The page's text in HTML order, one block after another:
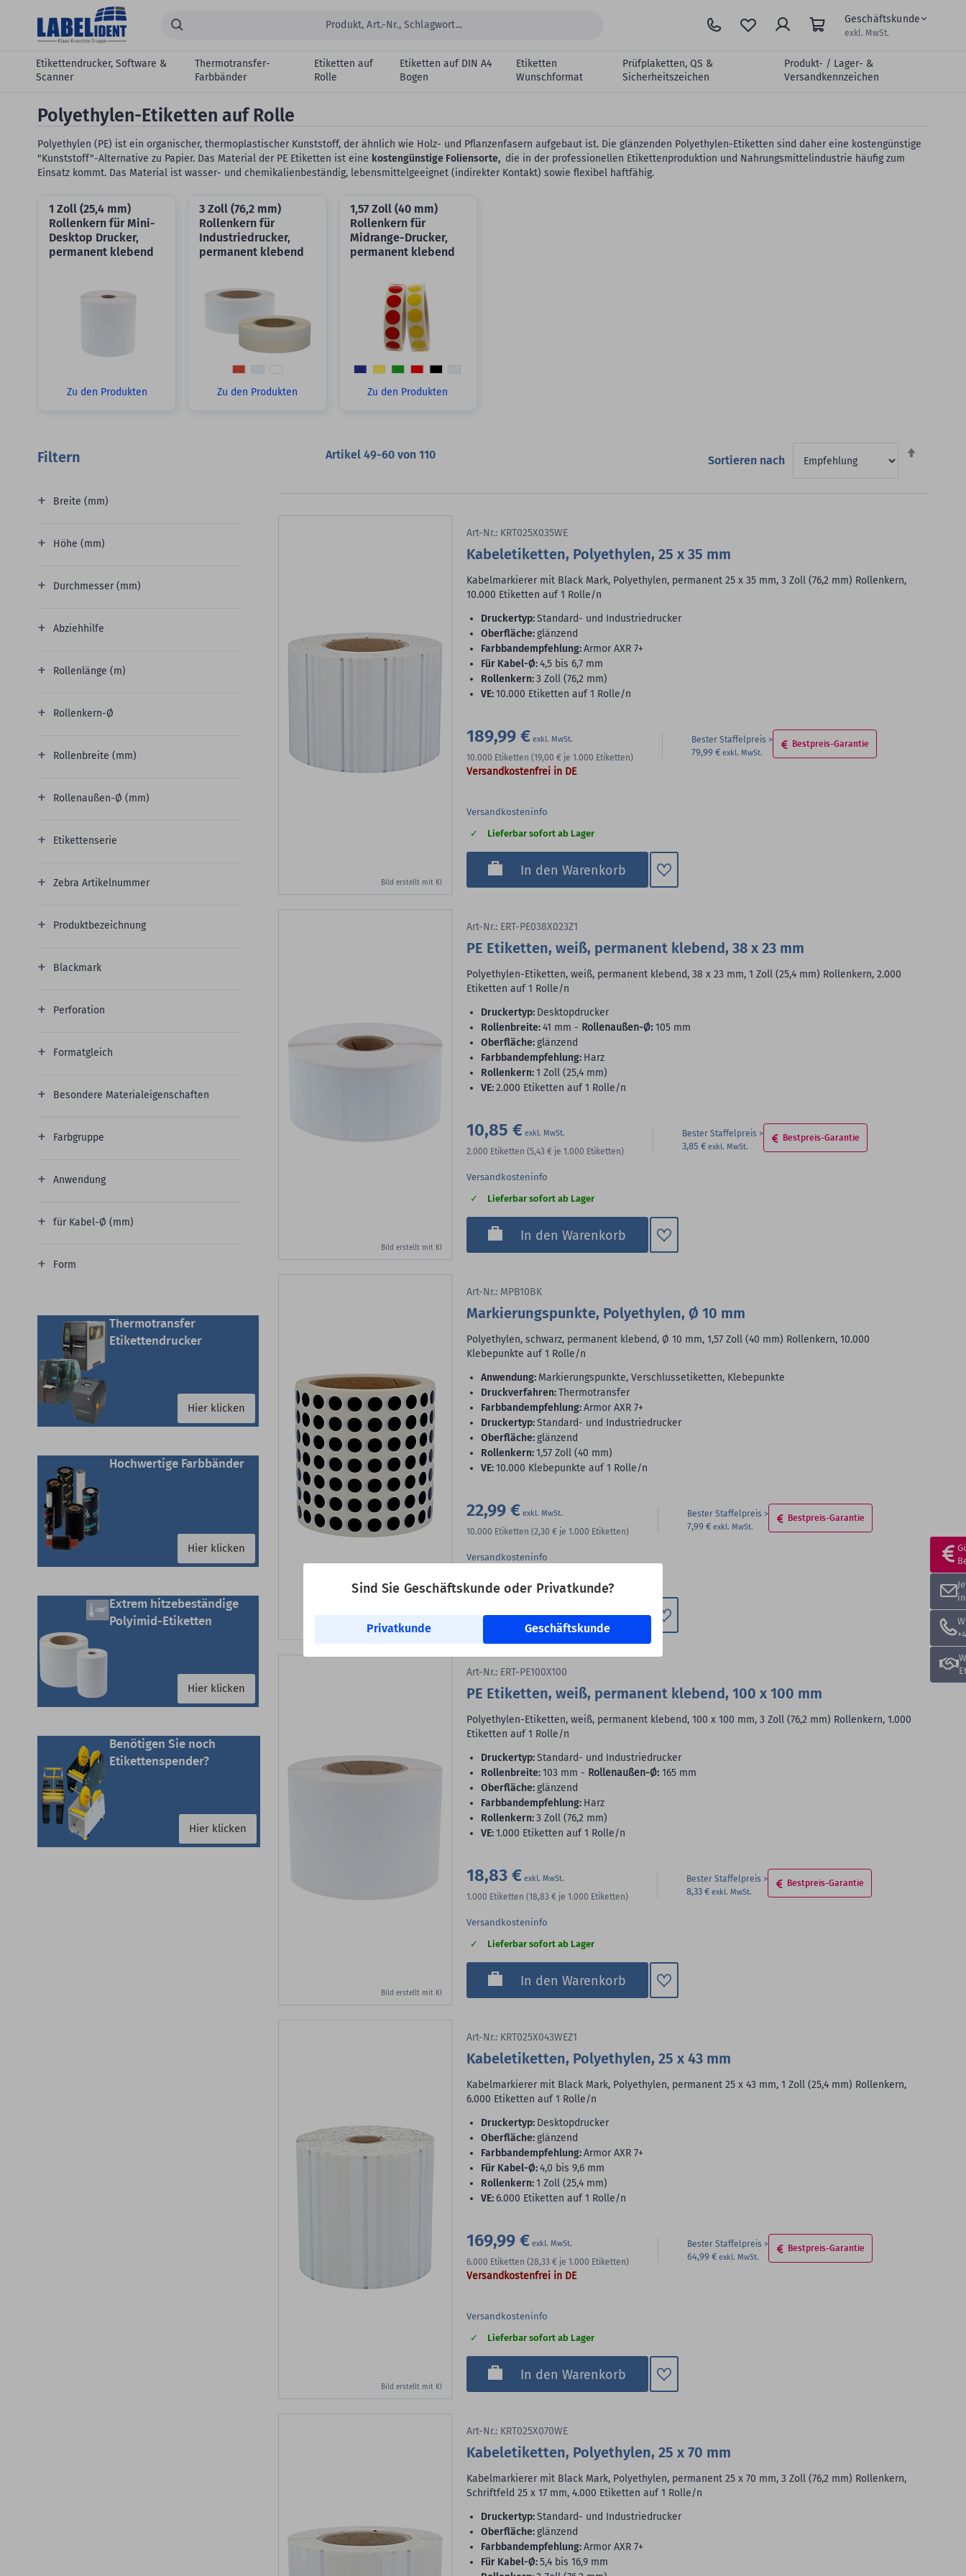
Sind Sie Geschäftskunde oder Privatkunde?
Privatkunde Geschäftskunde
Zum Hauptinhalt springen
Suchen...
Geschäftskunde
exkl. MwSt.
Etikettendrucker, Software &
Scanner
Thermotransfer-
Farbbänder
Etiketten auf
Rolle
Etiketten auf DIN A4
Bogen
Etiketten
Wunschformat
Prüfplaketten, QS &
Sicherheitszeichen
Produkt- / Lager- &
Versandkennzeichen
Polyethylen-Etiketten auf Rolle
Polyethylen (PE) ist ein organischer, thermoplastischer Kunststoff, der ähnlich wie Holz- und Pflanzenfasern aufgebaut ist. Die glänzenden Polyethylen-Etiketten sind daher eine kostengünstige
"Kunststoff"-Alternative zu Papier. Das Material der PE Etiketten ist eine kostengünstige Foliensorte, die in der professionellen Etikettenproduktion und Nahrungsmittelindustrie häufig zum
Einsatz kommt. Das Material ist wasser- und chemikalienbeständig, lebensmittelgeeignet (indirekter Kontakt) sowie flexibel haftfähig.
1 Zoll (25,4 mm)
Rollenkern für Mini-
Desktop Drucker,
permanent klebend
Zu den Produkten
3 Zoll (76,2 mm)
Rollenkern für
Industriedrucker,
permanent klebend
Zu den Produkten
1,57 Zoll (40 mm)
Rollenkern für
Midrange-Drucker,
permanent klebend
Zu den Produkten
Artikel49-60 von110 Sortieren nach
Bild erstellt mit KI
Art-Nr.: KRT025X035WE
Kabeletiketten, Polyethylen, 25 x 35 mm
Kabelmarkierer mit Black Mark, Polyethylen, permanent 25 x 35 mm, 3 Zoll (76,2 mm) Rollenkern,
10.000 Etiketten auf 1 Rolle/n
Druckertyp:Standard- und Industriedrucker
Oberfläche:glänzend
Farbbandempfehlung:Armor AXR 7+
für Kabel-Ø:4,5 bis 6,7 mm
Rollenkern:3 Zoll (76,2 mm)
VE:10.000 Etiketten auf 1 Rolle/n
189,99 €
10.000 Etiketten (19,00 € je 1.000 Etiketten)
Bester Staffelpreis
79,99 €
Bestpreis-Garantie
Versandkostenfrei in DE
Versandkosteninfo
Lieferbar sofort ab Lager
In den Warenkorb
Zum
Bild erstellt mit KI
Art-Nr.: ERT-PE038X023Z1
PE Etiketten, weiß, permanent klebend, 38 x 23 mm
Polyethylen-Etiketten, weiß, permanent klebend, 38 x 23 mm, 1 Zoll (25,4 mm) Rollenkern, 2.000
Etiketten auf 1 Rolle/n
Druckertyp: Desktopdrucker
Rollenbreite:41 mm - Rollenaußen-Ø:105 mm
Oberfläche:glänzend
Farbbandempfehlung: Harz
Rollenkern:1 Zoll (25,4 mm)
VE:2.000 Etiketten auf 1 Rolle/n
10,85 €
2.000 Etiketten (5,43 € je 1.000 Etiketten)
Bester Staffelpreis
3,85 €
Bestpreis-Garantie
Versandkosteninfo
Lieferbar sofort ab Lager
In den Warenkorb
Zum
Bild erstellt mit KI
Art-Nr.: MPB10BK
Markierungspunkte, Polyethylen, Ø 10 mm
Polyethylen, schwarz, permanent klebend, Ø 10 mm, 1,57 Zoll (40 mm) Rollenkern, 10.000
Klebepunkte auf 1 Rolle/n
Anwendung: Markierungspunkte, Verschlussetiketten, Klebepunkte
Druckverfahren:Thermotransfer
Farbbandempfehlung:Armor AXR 7+
Druckertyp:Standard- und Industriedrucker
Oberfläche:glänzend
Rollenkern:1,57 Zoll (40 mm)
VE:10.000 Klebepunkte auf 1 Rolle/n
22,99 €
10.000 Etiketten (2,30 € je 1.000 Etiketten)
Bester Staffelpreis
7,99 €
Bestpreis-Garantie
Versandkosteninfo
In den Warenkorb
Zum
Bild erstellt mit KI
Art-Nr.: ERT-PE100X100
PE Etiketten, weiß, permanent klebend, 100 x 100 mm
Polyethylen-Etiketten, weiß, permanent klebend, 100 x 100 mm, 3 Zoll (76,2 mm) Rollenkern, 1.000
Etiketten auf 1 Rolle/n
Druckertyp:Standard- und Industriedrucker
Rollenbreite:103 mm - Rollenaußen-Ø:165 mm
Oberfläche:glänzend
Farbbandempfehlung: Harz
Rollenkern:3 Zoll (76,2 mm)
VE:1.000 Etiketten auf 1 Rolle/n
18,83 €
1.000 Etiketten (18,83 € je 1.000 Etiketten)
Bester Staffelpreis
8,33 €
Bestpreis-Garantie
Versandkosteninfo
Lieferbar sofort ab Lager
In den Warenkorb
Zum
Bild erstellt mit KI
Art-Nr.: KRT025X043WEZ1
Kabeletiketten, Polyethylen, 25 x 43 mm
Kabelmarkierer mit Black Mark, Polyethylen, permanent 25 x 43 mm, 1 Zoll (25,4 mm) Rollenkern,
6.000 Etiketten auf 1 Rolle/n
Druckertyp: Desktopdrucker
Oberfläche:glänzend
Farbbandempfehlung:Armor AXR 7+
für Kabel-Ø:4,0 bis 9,6 mm
Rollenkern:1 Zoll (25,4 mm)
VE:6.000 Etiketten auf 1 Rolle/n
169,99 €
6.000 Etiketten (28,33 € je 1.000 Etiketten)
Bester Staffelpreis
64,99 €
Bestpreis-Garantie
Versandkostenfrei in DE
Versandkosteninfo
Lieferbar sofort ab Lager
In den Warenkorb
Zum
Art-Nr.: KRT025X070WE
Kabeletiketten, Polyethylen, 25 x 70 mm
Kabelmarkierer mit Black Mark, Polyethylen, permanent 25 x 70 mm, 3 Zoll (76,2 mm) Rollenkern,
Schriftfeld 25 x 17 mm, 4.000 Etiketten auf 1 Rolle/n
Druckertyp:Standard- und Industriedrucker
Oberfläche:glänzend
Farbbandempfehlung:Armor AXR 7+
für Kabel-Ø:5,4 bis 16,9 mm
Filtern
Breite (mm)
Höhe (mm)
Durchmesser (mm)
Abziehhilfe
Rollenlänge (m)
Rollenkern-Ø
Rollenbreite (mm)
Rollenaußen-Ø (mm)
Etikettenserie
Zebra Artikelnummer
Produktbezeichnung
Blackmark
Perforation
Formatgleich
Besondere Materialeigenschaften
Farbgruppe
Anwendung
für Kabel-Ø (mm)
Form
Thermotransfer
Etikettendrucker
Hier klicken
Hochwertige Farbbänder
Hier klicken
Extrem hitzebeständige
Polyimid-Etiketten
Hier klicken
Benötigen Sie noch
Etikettenspender?
Hier klicken